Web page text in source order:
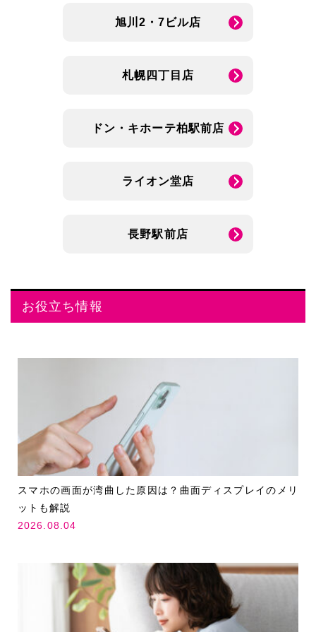
旭川2・7ビル店
札幌四丁目店
ドン・キホーテ柏駅前店
ライオン堂店
長野駅前店
お役立ち情報
スマホの画面が湾曲した原因は？曲面ディスプレイのメリ
ットも解説
2026.08.04